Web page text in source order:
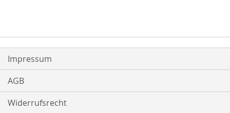
Impressum
AGB
Widerrufsrecht